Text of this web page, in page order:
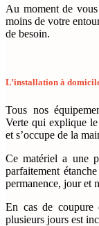
Au moment de
moins de votre
de besoin.
L’installation à
Tous nos
Verte qui explique le
et s’occupe de la
Ce matériel a une
parfaitement
permanence, jour et
En cas de coupure
plusieurs jours est